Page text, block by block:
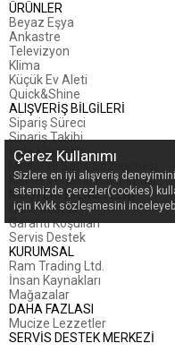
ÜRÜNLER
Beyaz Eşya
Ankastre
Televizyon
Klima
Küçük Ev Aleti
Quick&Shine
ALIŞVERİŞ BİLGİLERİ
Sipariş Süreci
Sipariş Takibi
İade Koşulları
Mesafeli Satış Sözleşmesi
Kişisel Verilerin Korunması
MÜŞTERİ HİZMETLERİ
Canlı Destek
Garanti Koşulları
Servis Destek
KURUMSAL
Ram Trading Ltd.
İnsan Kaynakları
Mağazalar
DAHA FAZLASI
Mucize Lezzetler
SERVİS DESTEK MERKEZİ
Çerez Kullanımı
Sizlere en iyi alışveriş
sitemizde çerezler(cookies)
için Kvkk sözleşmesini